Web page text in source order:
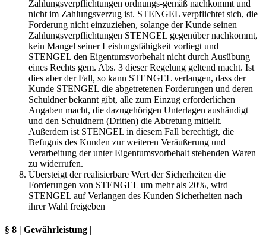
Zahlungsverpflichtungen ordnungs-gemäß nachkommt und
nicht im Zahlungsverzug ist. STENGEL verpflichtet sich, die
Forderung nicht einzuziehen, solange der Kunde seinen
Zahlungsverpflichtungen STENGEL gegenüber nachkommt,
kein Mangel seiner Leistungsfähigkeit vorliegt und
STENGEL den Eigentumsvorbehalt nicht durch Ausübung
eines Rechts gem. Abs. 3 dieser Regelung geltend macht. Ist
dies aber der Fall, so kann STENGEL verlangen, dass der
Kunde STENGEL die abgetretenen Forderungen und deren
Schuldner bekannt gibt, alle zum Einzug erforderlichen
Angaben macht, die dazugehörigen Unterlagen aushändigt
und den Schuldnern (Dritten) die Abtretung mitteilt.
Außerdem ist STENGEL in diesem Fall berechtigt, die
Befugnis des Kunden zur weiteren Veräußerung und
Verarbeitung der unter Eigentumsvorbehalt stehenden Waren
zu widerrufen.
Übersteigt der realisierbare Wert der Sicherheiten die
Forderungen von STENGEL um mehr als 20%, wird
STENGEL auf Verlangen des Kunden Sicherheiten nach
ihrer Wahl freigeben
§ 8 | Gewährleistung |